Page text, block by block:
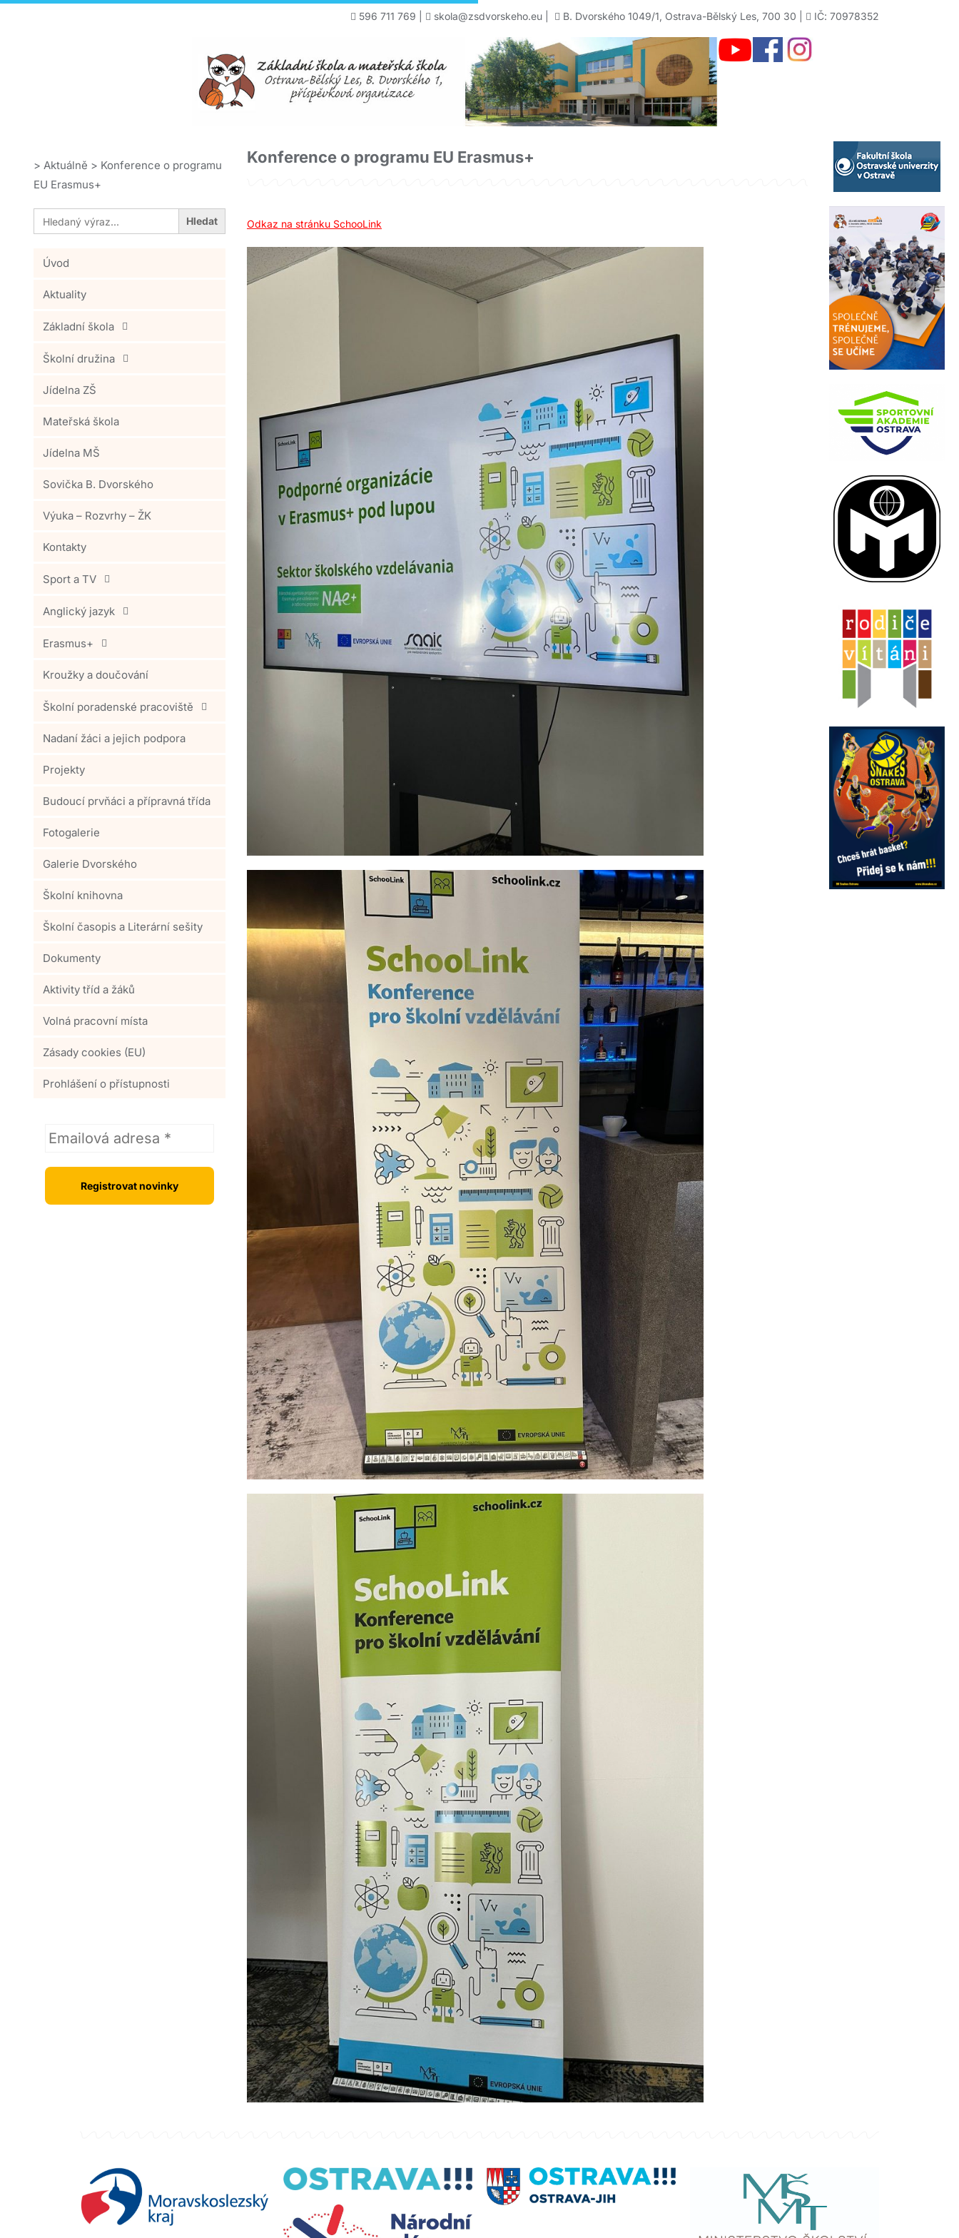
596 711 769 skola@zsdvorskeho.eu B. Dvorského 1049/1, Ostrava-Bělský Les, 700 30 | IČ: 70978352
> Aktuálně > Konference o programu
EU Erasmus+
Search
for:
Úvod
Aktuality
Základní škola
Školní družina
Jídelna ZŠ
Mateřská škola
Jídelna MŠ
Sovička B. Dvorského
Výuka – Rozvrhy – ŽK
Kontakty
Sport a TV
Anglický jazyk
Erasmus+
Kroužky a doučování
Školní poradenské pracoviště
Nadaní žáci a jejich podpora
Projekty
Budoucí prvňáci a přípravná třída
Fotogalerie
Galerie Dvorského
Školní knihovna
Školní časopis a Literární sešity
Dokumenty
Aktivity tříd a žáků
Volná pracovní místa
Zásady cookies (EU)
Prohlášení o přístupnosti
Konference o programu EU Erasmus+
Odkaz na stránku SchooLink